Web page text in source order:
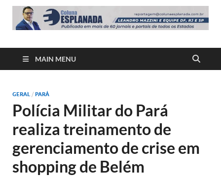
MAIN MENU
GERAL / PARÁ
Polícia Militar do Pará
realiza treinamento de
gerenciamento de crise em
shopping de Belém